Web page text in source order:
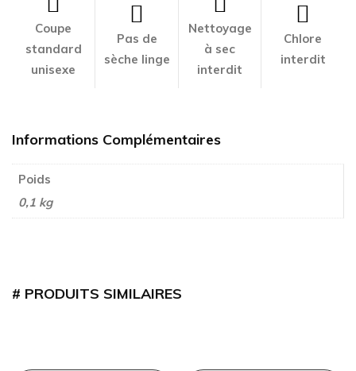
Coupe
standard
unisexe
Pas de
sèche linge
Nettoyage
à sec
interdit
Chlore
interdit
Informations Complémentaires
Poids
0,1 kg
PRODUITS SIMILAIRES